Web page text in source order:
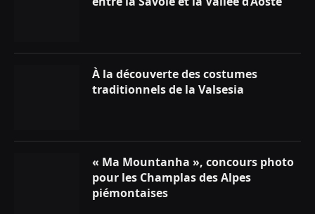
À la découverte des costumes
traditionnels de la Valsesia
« Ma Mountanha », concours photo
pour les Champlas des Alpes
piémontaises